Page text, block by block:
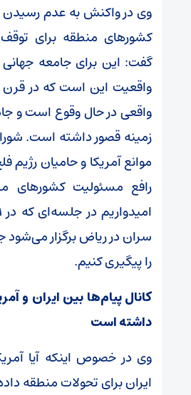
وی در واکنش به عدم رسیدن
کشور‌های منطقه برای
گفت: این برای جامعه
واقعی در حال وقوع است و
زمینه قصور داشته است.
موانع آمریکا و حامیان
رافع مسئولیت کشور‌های
سران در ریاض برگزار
را پیگیری کنیم.
کانال پیام‌ها بین ایران و
داشته است
وی در خصوص اینکه آیا
ایران برای تحولات منطقه